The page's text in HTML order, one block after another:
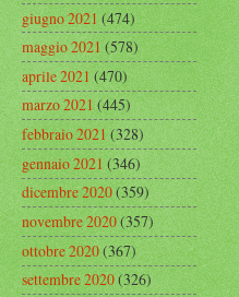
giugno 2021(474)
maggio 2021(578)
aprile 2021(470)
marzo 2021(445)
febbraio 2021(328)
gennaio 2021(346)
dicembre 2020(359)
novembre 2020(357)
ottobre 2020(367)
settembre 2020(326)